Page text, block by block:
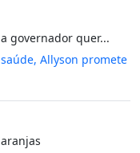
governador quer...
Allyson promete